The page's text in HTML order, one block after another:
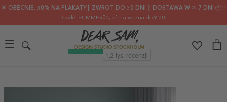
🌟 OBECNIE: 30% NA PLAKATY┃ ZWROT DO 30 DNI ┃ DOSTAWA W 2–7 DNI 📦✨
Code: SUMMER30, oferta ważna do 9.08